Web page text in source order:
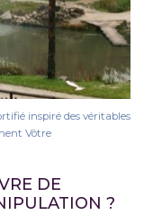
inspiré des véritables
Vôtre
DE
?